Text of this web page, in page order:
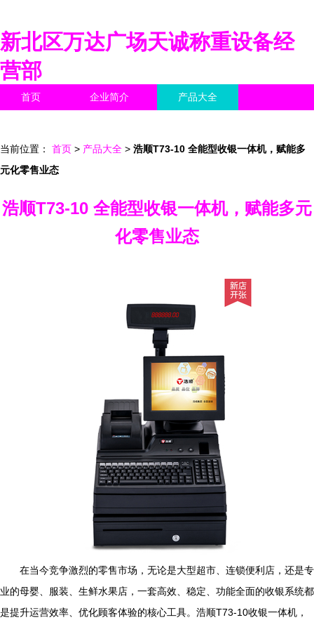
新北区万达广场天诚称重设备经
营部
首页 企业简介 产品大全
当前位置： 首页 > 产品大全 > 浩顺T73-10 全能型收银一体机，赋能多
元化零售业态
浩顺T73-10 全能型收银一体机，赋能多元
化零售业态
在当今竞争激烈的零售市场，无论是大型超市、连锁便利店，还是专
业的母婴、服装、生鲜水果店，一套高效、稳定、功能全面的收银系统都
是提升运营效率、优化顾客体验的核心工具。浩顺T73-10收银一体机，